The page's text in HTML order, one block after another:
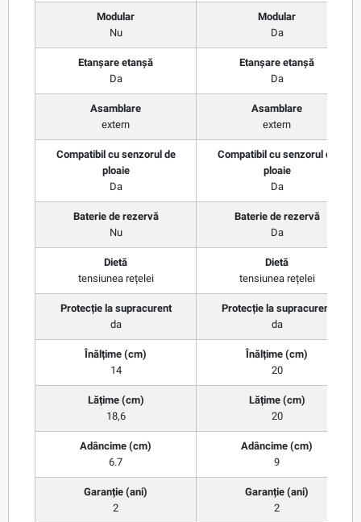
Modular
Nu
Modular
Da
Etanșare etanșă
Da
Etanșare etanșă
Da
Asamblare
extern
Asamblare
extern
Compatibil cu senzorul de
ploaie
Da
Compatibil cu senzorul de
ploaie
Da
Baterie de rezervă
Nu
Baterie de rezervă
Da
Dietă
tensiunea rețelei
Dietă
tensiunea rețelei
Protecție la supracurent
da
Protecție la supracurent
da
Înălțime (cm)
14
Înălțime (cm)
20
Lățime (cm)
18,6
Lățime (cm)
20
Adâncime (cm)
6.7
Adâncime (cm)
9
Garanție (ani)
2
Garanție (ani)
2